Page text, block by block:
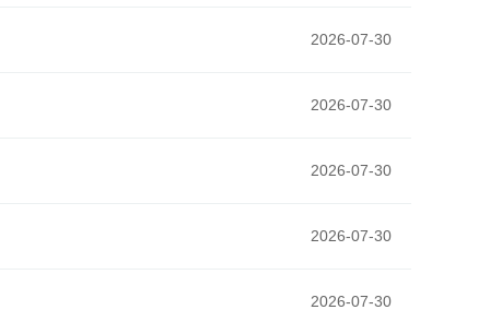
2026-07-30
2026-07-30
2026-07-30
2026-07-30
2026-07-30